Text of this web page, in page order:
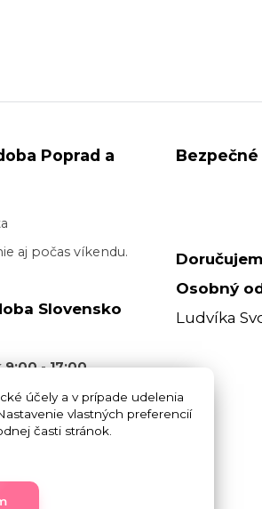
Poprad a
aj počas víkendu.
Slovensko
9:00 - 17:00
deň je realizované
bez garancie
Osobný
Ludvíka
účely a v prípade udelenia
Nastavenie vlastných preferencií
časti stránok.